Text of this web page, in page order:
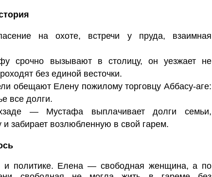
на охоте, встречи у пруда, взаимная
срочно вызывают в столицу, он уезжает не
без единой весточки.
обещают Елену пожилому торговцу Аббасу-аге:
все долги.
— Мустафа выплачивает долги семьи,
и забирает возлюбленную в свой гарем.
политике. Елена — свободная женщина, а по